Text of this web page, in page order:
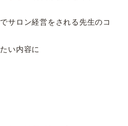
サロン経営をされる先生のコ
い内容に